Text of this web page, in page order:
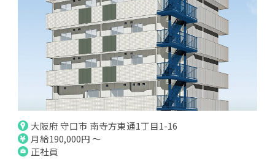
大阪府 守口市 南寺方東通1丁目1-16
月給190,000円 ～
正社員